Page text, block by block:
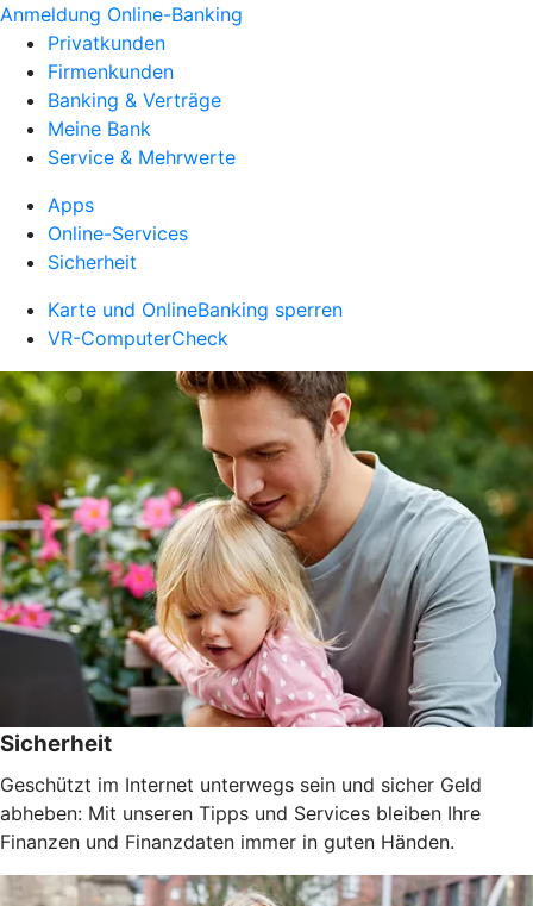
Anmeldung Online-Banking
Privatkunden
Firmenkunden
Banking & Verträge
Meine Bank
Service & Mehrwerte
Apps
Online-Services
Sicherheit
Karte und OnlineBanking sperren
VR-ComputerCheck
Sicherheit
Geschützt im Internet unterwegs sein und sicher Geld
abheben: Mit unseren Tipps und Services bleiben Ihre
Finanzen und Finanzdaten immer in guten Händen.